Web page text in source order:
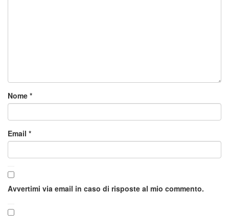
Nome *
Email *
Avvertimi via email in caso di risposte al mio commento.